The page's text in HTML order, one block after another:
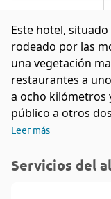
Este hotel,
rodeado por las
una vegetación
restaurantes a
a ocho kilómetros
público a otros
Leer más
Servicios del